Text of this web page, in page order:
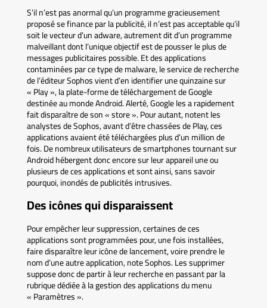
S’il n’est pas anormal qu’un programme gracieusement
proposé se finance par la publicité, il n’est pas acceptable qu’il
soit le vecteur d’un adware, autrement dit d’un programme
malveillant dont l’unique objectif est de pousser le plus de
messages publicitaires possible. Et des applications
contaminées par ce type de malware, le service de recherche
de l’éditeur Sophos vient d’en identifier une quinzaine sur
« Play », la plate-forme de téléchargement de Google
destinée au monde Android. Alerté, Google les a rapidement
fait disparaître de son « store ». Pour autant, notent les
analystes de Sophos, avant d’être chassées de Play, ces
applications avaient été téléchargées plus d’un million de
fois. De nombreux utilisateurs de smartphones tournant sur
Android hébergent donc encore sur leur appareil une ou
plusieurs de ces applications et sont ainsi, sans savoir
pourquoi, inondés de publicités intrusives.
Des icônes qui disparaissent
Pour empêcher leur suppression, certaines de ces
applications sont programmées pour, une fois installées,
faire disparaître leur icône de lancement, voire prendre le
nom d’une autre application, note Sophos. Les supprimer
suppose donc de partir à leur recherche en passant par la
rubrique dédiée à la gestion des applications du menu
« Paramètres ».